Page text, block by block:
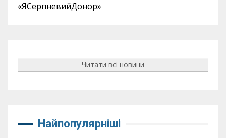
«ЯСерпневийДонор»
Читати всі новини
Найпопулярніші